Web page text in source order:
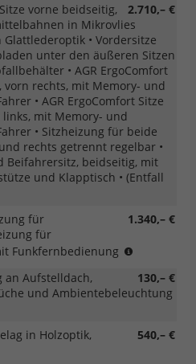
2.710,– €
vorne beidseitig,
in Mikrovlies
• Vordersitze
unter den äußeren Sitzen
• AGR ErgoComfort
vorn rechts, mit Memory- und
• AGR ErgoComfort Sitze
mit Memory- und
• Sitzheizung für beide
rechts getrennt regelbar •
Beifahrersitz, beidseitig, mit
und Klapptisch • (Entfall
1.340,– €
für
für
Funkfernbedienung
mit
130,– €
an Aufstelldach,
und Ambientebeleuchtung
540,– €
in Holzoptik,